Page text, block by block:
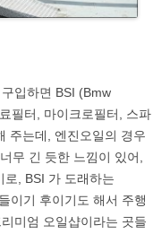
입하면 BSI (Bmw
필터, 마이크로필터, 스파
주는데, 엔진오일의 경우
무 긴 듯한 느낌이 있어,
, BSI 가 도래하는
이기 후이기도 해서 주행
미엄 오일샵이라는 곳들